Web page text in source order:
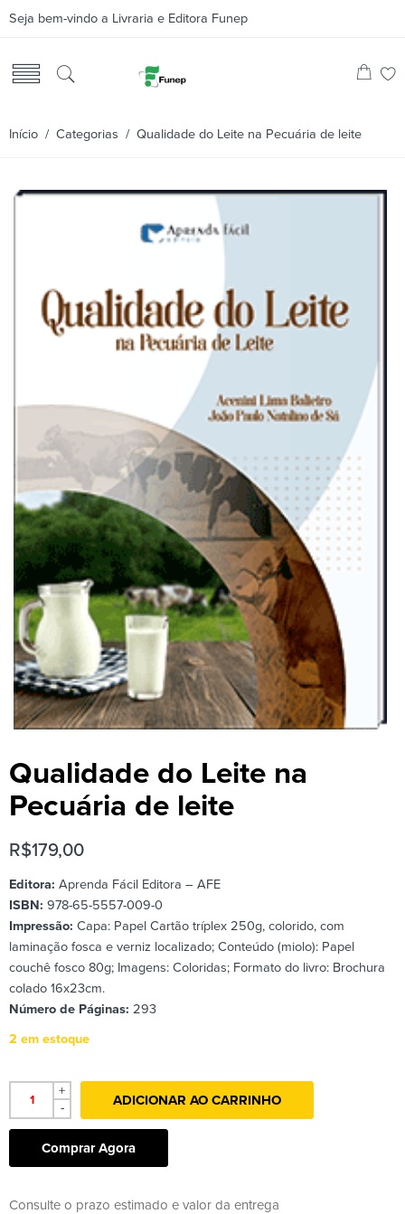
Seja bem-vindo a Livraria e Editora Funep
Início / Categorias / Qualidade do Leite na Pecuária de leite
Qualidade do Leite na
Pecuária de leite
R$179,00
Editora: Aprenda Fácil Editora – AFE
ISBN: 978-65-5557-009-0
Impressão: Capa: Papel Cartão tríplex 250g, colorido, com
laminação fosca e verniz localizado; Conteúdo (miolo): Papel
couchê fosco 80g; Imagens: Coloridas; Formato do livro: Brochura
colado 16x23cm.
Número de Páginas: 293
2 em estoque
+
-
ADICIONAR AO CARRINHO
Comprar Agora
Consulte o prazo estimado e valor da entrega